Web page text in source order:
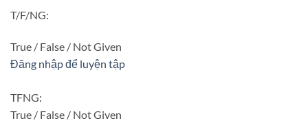
T/F/NG:
True / False / Not Given
Đăng nhập để luyện tập
TFNG:
True / False / Not Given